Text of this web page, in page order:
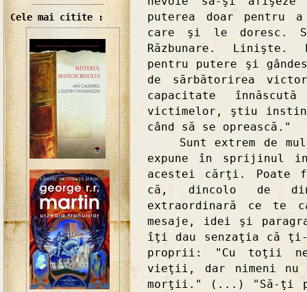
Cele mai citite :
puterea doar pentru
care şi le doresc.
Răzbunare. Linişte.
pentru putere şi
de sărbătorirea
capacitate
victimelor, ştiu
când să se oprească."
Sunt extrem de
expune în sprijinul
acestei cărţi.
că, dincolo de
extraordinară ce te
mesaje, idei şi
îţi dau senzaţia că ţi-
proprii: "Cu toţii ne
vieţii, dar nimeni nu
morţii." (...) "Să-ţi